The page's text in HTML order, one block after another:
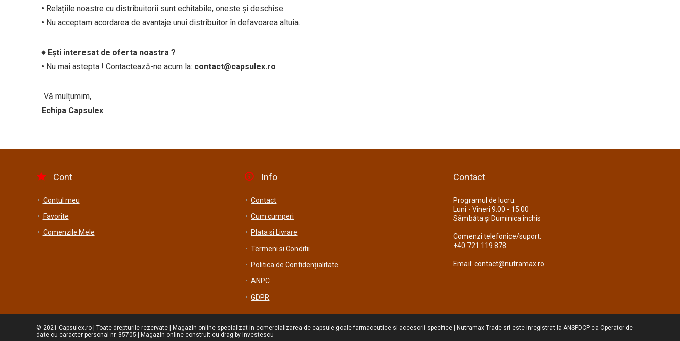
• Relațiile noastre cu distribuitorii sunt echitabile, oneste și deschise.
• Nu acceptam acordarea de avantaje unui distribuitor în defavoarea altuia.
♦ Ești interesat de oferta noastra ?
• Nu mai astepta ! Contactează-ne acum la: contact@capsulex.ro
Vă mulțumim,
Echipa Capsulex
Cont
Contul meu
Favorite
Comenzile Mele
Info
Contact
Cum cumperi
Plata si Livrare
Termeni si Conditii
Politica de Confidențialitate
ANPC
GDPR
Contact
Programul de lucru:
Luni - Vineri 9:00 - 15:00
Sâmbăta și Duminica închis
Comenzi telefonice/suport:
+40 721 119 878
Email: contact@nutramax.ro
© 2021 Capsulex.ro | Toate drepturile rezervate | Magazin online specializat in comercializarea de capsule goale farmaceutice si accesorii specifice | Nutramax Trade srl este inregistrat la ANSPDCP ca Operator de
date cu caracter personal nr. 35705 | Magazin online construit cu drag by Investescu